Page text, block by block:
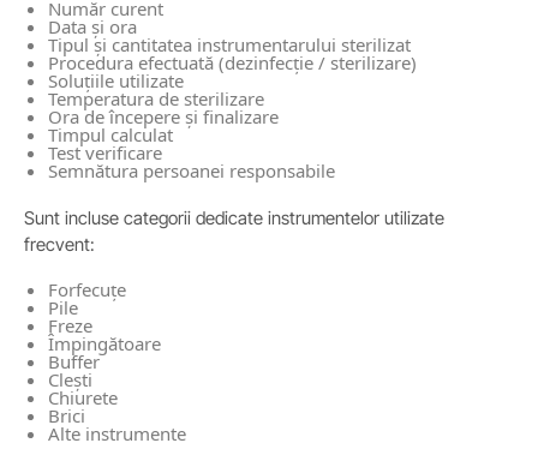
Număr curent
Data și ora
Tipul și cantitatea instrumentarului sterilizat
Procedura efectuată (dezinfecție / sterilizare)
Soluțiile utilizate
Temperatura de sterilizare
Ora de începere și finalizare
Timpul calculat
Test verificare
Semnătura persoanei responsabile
Sunt incluse categorii dedicate instrumentelor utilizate
frecvent:
Forfecuțe
Pile
Freze
Împingătoare
Buffer
Clești
Chiurete
Brici
Alte instrumente